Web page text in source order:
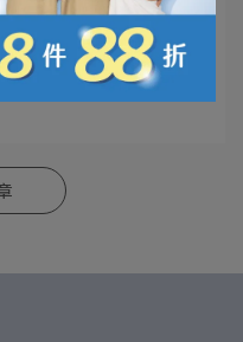
戴？新手爸媽必